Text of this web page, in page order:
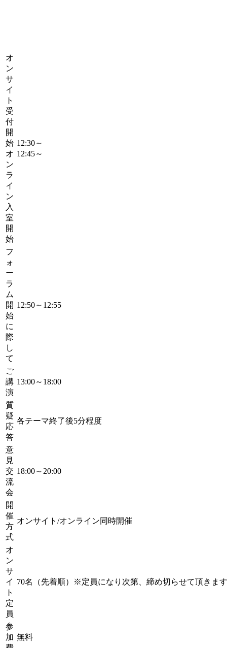
オ
ン
サ
イ
ト
受
付
開
始
オ
ン
ラ
イ
ン
入
室
開
始
12:30～
12:45～
フ
ォ
ー
ラ
ム
開
始
に
際
し
て
12:50～12:55
ご
講
演
13:00～18:00
質
疑
応
答
各テーマ終了後5分程度
意
見
交
流
会
18:00～20:00
開
催
方
式
オンサイト/オンライン同時開催
オ
ン
サ
イ
ト
定
員
70名（先着順）※定員になり次第、締め切らせて頂き
参
加 無料